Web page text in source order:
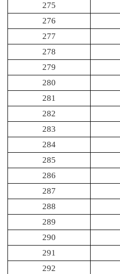
275
276
277
278
279
280
281
282
283
284
285
286
287
288
289
290
291
292